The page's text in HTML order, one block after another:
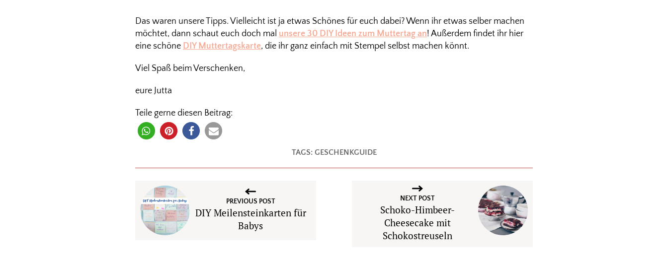
Das waren unsere Tipps. Vielleicht ist ja etwas Schönes für euch dabei? Wenn ihr etwas selber machen
möchtet, dann schaut euch doch mal unsere 30 DIY Ideen zum Muttertag an! Außerdem findet ihr hier
eine schöne DIY Muttertagskarte, die ihr ganz einfach mit Stempel selbst machen könnt.
Viel Spaß beim Verschenken,
eure Jutta
Teile gerne diesen Beitrag:
TAGS: GESCHENKGUIDE
PREVIOUS POST
DIY Meilensteinkarten für
Babys
NEXT POST
Schoko-Himbeer-
Cheesecake mit
Schokostreuseln